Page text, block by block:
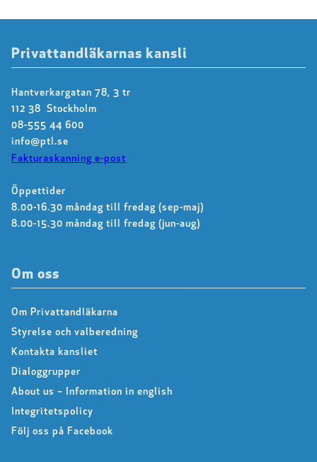
Privattandläkarnas kansli
Hantverkargatan 78, 3 tr
112 38 Stockholm
08-555 44 600
info@ptl.se
Fakturaskanning e-post
Öppettider
8.00-16.30 måndag till fredag (sep-maj)
8.00-15.30 måndag till fredag (jun-aug)
Om oss
Om Privattandläkarna
Styrelse och valberedning
Kontakta kansliet
Dialoggrupper
About us – Information in english
Integritetspolicy
Följ oss på Facebook